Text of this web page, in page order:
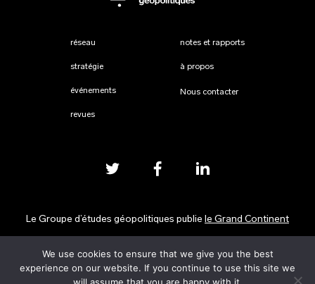
réseau
stratégie
événements
revues
notes et rapports
à propos
Nous contacter
Le Groupe d’études géopolitiques publie le Grand Continent
Mentions légales
We use cookies to ensure that we give you the best
experience on our website. If you continue to use this site we